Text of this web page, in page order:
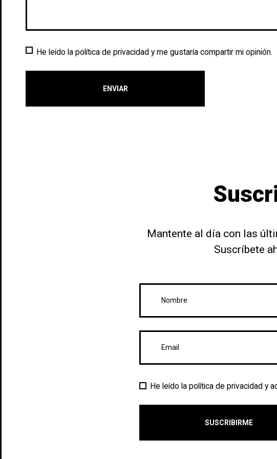
He leído la política de privacidad y me gustaría compartir mi opinión.
ENVIAR
Mantente al día con las
Suscríbete
He leído la política de privacidad y
SUSCRIBIRME